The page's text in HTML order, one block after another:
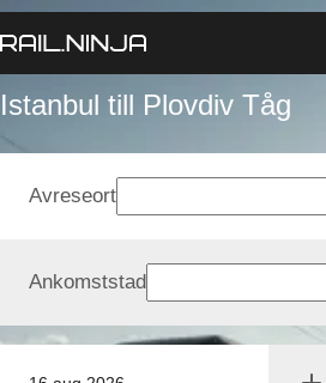
Istanbul till Plovdiv Tåg
Avreseort
Ankomststad